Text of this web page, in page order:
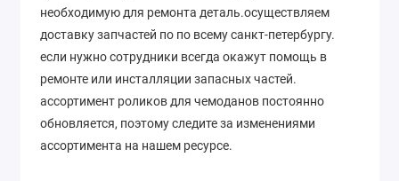
необходимую для ремонта деталь.осуществляем
доставку запчастей по по всему санкт-петербургу.
если нужно сотрудники всегда окажут помощь в
ремонте или инсталляции запасных частей.
ассортимент роликов для чемоданов постоянно
обновляется, поэтому следите за изменениями
ассортимента на нашем ресурсе.